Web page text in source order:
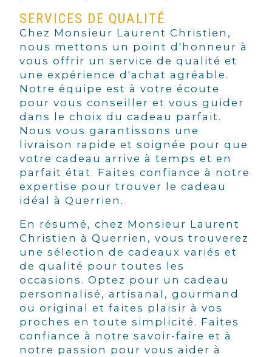
SERVICES DE QUALITÉ
Chez Monsieur Laurent Christien,
nous mettons un point d'honneur à
vous offrir un service de qualité et
une expérience d'achat agréable.
Notre équipe est à votre écoute
pour vous conseiller et vous guider
dans le choix du cadeau parfait.
Nous vous garantissons une
livraison rapide et soignée pour que
votre cadeau arrive à temps et en
parfait état. Faites confiance à notre
expertise pour trouver le cadeau
idéal à Querrien.
En résumé, chez Monsieur Laurent
Christien à Querrien, vous trouverez
une sélection de cadeaux variés et
de qualité pour toutes les
occasions. Optez pour un cadeau
personnalisé, artisanal, gourmand
ou original et faites plaisir à vos
proches en toute simplicité. Faites
confiance à notre savoir-faire et à
notre passion pour vous aider à